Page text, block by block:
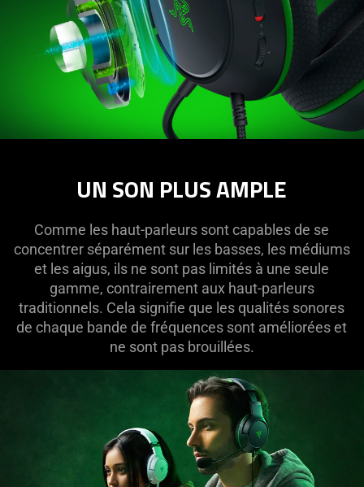
UN SON PLUS AMPLE
Comme les haut-parleurs sont capables de se
concentrer séparément sur les basses, les médiums
et les aigus, ils ne sont pas limités à une seule
gamme, contrairement aux haut-parleurs
traditionnels. Cela signifie que les qualités sonores
de chaque bande de fréquences sont améliorées et
ne sont pas brouillées.